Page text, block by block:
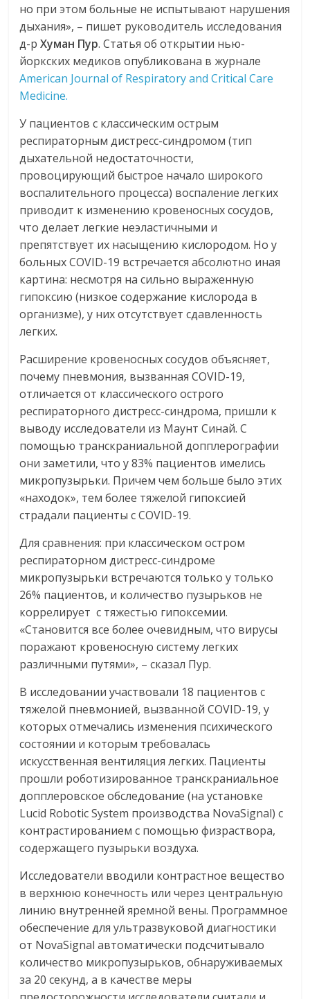
но при этом больные не испытывают нарушения
дыхания», – пишет руководитель исследования
д-рХуман Пур. Статья об открытии нью-
йоркских медиков опубликована в журнале
American Journal of Respiratory and Critical Care
Medicine.
У пациентов с классическим острым
респираторным дистресс-синдромом (тип
дыхательной недостаточности,
провоцирующий быстрое начало широкого
воспалительного процесса) воспаление легких
приводит к изменению кровеносных сосудов,
что делает легкие неэластичными и
препятствует их насыщению кислородом. Но у
больных COVID-19 встречается абсолютно иная
картина: несмотря на сильно выраженную
гипоксию (низкое содержание кислорода в
организме), у них отсутствует сдавленность
легких.
Расширение кровеносных сосудов объясняет,
почему пневмония, вызванная COVID-19,
отличается от классического острого
респираторного дистресс-синдрома, пришли к
выводу исследователи из Маунт Синай. С
помощью транскраниальной допплерографии
они заметили, что у 83% пациентов имелись
микропузырьки. Причем чем больше было этих
«находок», тем более тяжелой гипоксией
страдали пациенты с COVID-19.
Для сравнения: при классическом остром
респираторном дистресс-синдроме
микропузырьки встречаются только у только
26% пациентов, и количество пузырьков не
коррелирует с тяжестью гипоксемии.
«Становится все более очевидным, что вирусы
поражают кровеносную систему легких
различными путями», – сказал Пур.
В исследовании участвовали 18 пациентов с
тяжелой пневмонией, вызванной COVID-19, у
которых отмечались изменения психического
состоянии и которым требовалась
искусственная вентиляция легких. Пациенты
прошли роботизированное транскраниальное
допплеровское обследование (на установке
Lucid Robotic System производства NovaSignal) с
контрастированием с помощью физраствора,
содержащего пузырьки воздуха.
Исследователи вводили контрастное вещество
в верхнюю конечность или через центральную
линию внутренней яремной вены. Программное
обеспечение для ультразвуковой диагностики
от NovaSignal автоматически подсчитывало
количество микропузырьков, обнаруживаемых
за 20 секунд, а в качестве меры